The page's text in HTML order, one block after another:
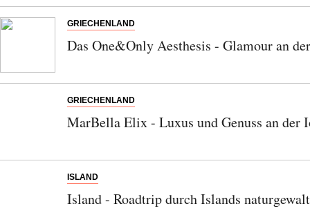
GRIECHENLAND
Das One&Only Aesthesis - Glamour an
GRIECHENLAND
MarBella Elix - Luxus und Genuss an der
ISLAND
Island - Roadtrip durch Islands
Entdecken Sie jede Woche neue schöne
Orte, handverlesene Geheimtipps und
einzigartige Reisen.
Bitte schicken Sie mir bis zum Widerruf meiner
neuen Beiträgen. DieDatenschutzerklärunghabe ich
zur Kenntnis genommen und akzeptiere diese.
SENDEN